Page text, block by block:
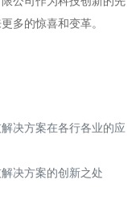
多的惊喜和变革。
决方案在各行各业的应
决方案的创新之处